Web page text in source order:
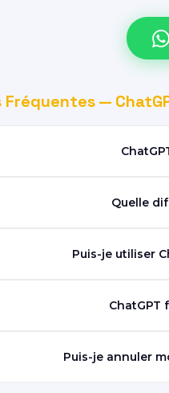
Fréquentes —
Quelle
Puis-je utiliser
Puis-je annuler